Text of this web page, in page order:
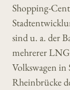
Shopping-
sind u. a. der
mehrerer
Volkswagen
Rheinbrücke